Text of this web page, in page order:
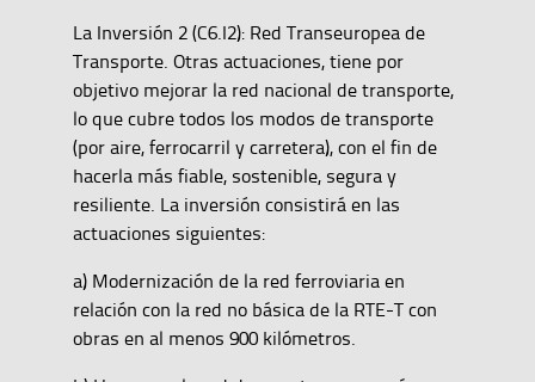
La Inversión 2 (C6.I2): Red Transeuropea de
Transporte. Otras actuaciones, tiene por
objetivo mejorar la red nacional de transporte,
lo que cubre todos los modos de transporte
(por aire, ferrocarril y carretera), con el fin de
hacerla más fiable, sostenible, segura y
resiliente. La inversión consistirá en las
actuaciones siguientes:
a) Modernización de la red ferroviaria en
relación con la red no básica de la RTE-T con
obras en al menos 900 kilómetros.